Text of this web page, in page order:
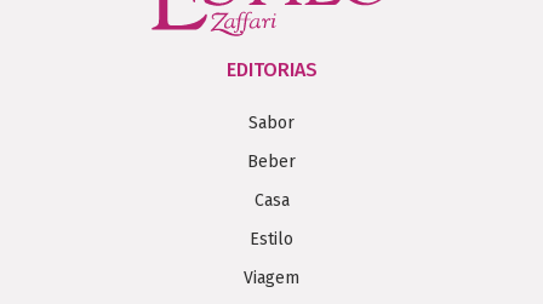
EDITORIAS
Sabor
Beber
Casa
Estilo
Viagem